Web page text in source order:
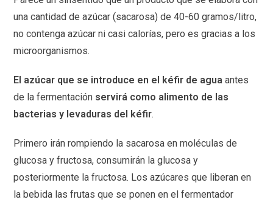
una cantidad de azúcar (sacarosa) de 40-60 gramos/litro,
no contenga azúcar ni casi calorías, pero es gracias a los
microorganismos.
El azúcar que se introduce en el kéfir de agua antes
de la fermentación servirá como alimento de las
bacterias y levaduras del kéfir.
Primero irán rompiendo la sacarosa en moléculas de
glucosa y fructosa, consumirán la glucosa y
posteriormente la fructosa. Los azúcares que liberan en
la bebida las frutas que se ponen en el fermentador